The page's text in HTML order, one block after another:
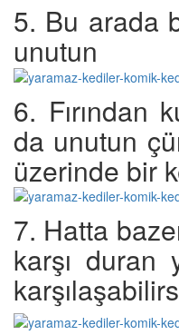
5. Bu arada
unutun
6. Fırından
da unutun
üzerinde bir
7. Hatta
karşı duran